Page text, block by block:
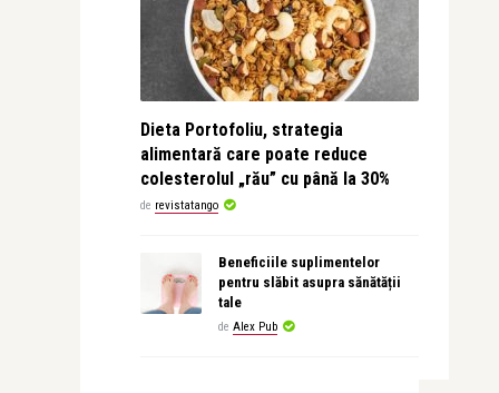
Dieta Portofoliu, strategia
alimentară care poate reduce
colesterolul „rău” cu până la 30%
de revistatango
Beneficiile suplimentelor
pentru slăbit asupra sănătății
tale
de Alex Pub